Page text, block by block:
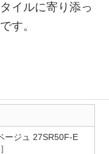
イルに寄り添っ
す。
ージュ 27SR50F-E